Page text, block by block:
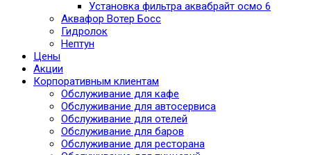
Установка фильтра аквабрайт осмо 6
Аквафор Вотер Босс
Гидролок
Нептун
Цены
Акции
Корпоративным клиентам
Обслуживание для кафе
Обслуживание для автосервиса
Обслуживание для отелей
Обслуживание для баров
Обслуживание для ресторана